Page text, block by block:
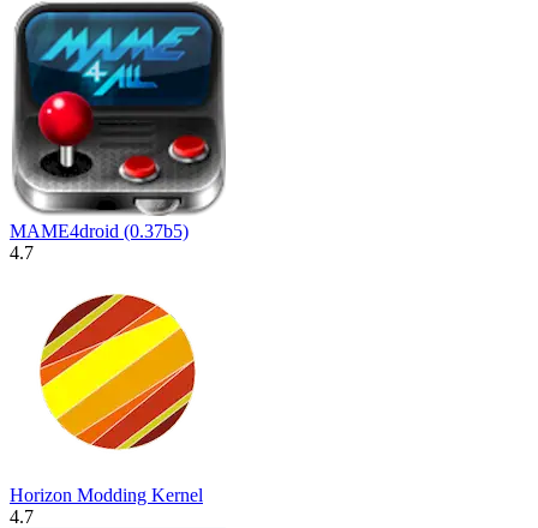
MAME4droid (0.37b5)
4.7
Horizon Modding Kernel
4.7